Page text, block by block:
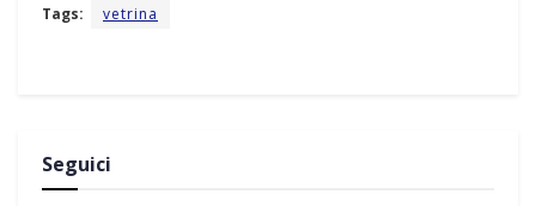
Tags: vetrina
Seguici